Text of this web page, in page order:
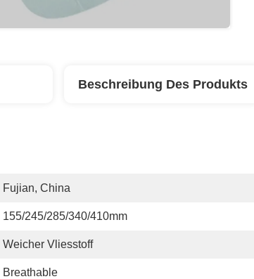
Beschreibung Des Produkts
Fujian, China
155/245/285/340/410mm
Weicher Vliesstoff
Breathable